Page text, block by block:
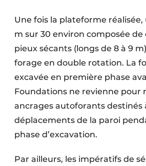
Une fois la plateforme réalisée,
m sur 30 environ composée
pieux sécants (longs de 8 à 9
forage en double rotation. La
excavée en première phase
Foundations ne revienne pour
ancrages autoforants destinés
déplacements de la paroi
phase d’excavation.
Par ailleurs, les impératifs de